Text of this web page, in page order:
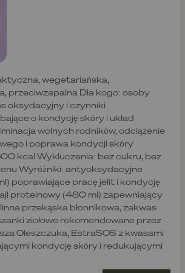
wegetariańska,
przeciwzapalna Dla kogo: osoby
oksydacyjny i czynniki
o kondycję skóry i układ
wolnych rodników, odciążenie
i poprawa kondycji skóry
kcal Wykluczenia: bez cukru, bez
Wyróżniki: antyoksydacyjne
poprawiające pracę jelit i kondycję
proteinowy (480 ml) zapewniający
przekąska błonnikowa, zakwas
ziołowe rekomendowane przez
Oleszczuka, EstraSOS z kwasami
kondycję skóry i redukującymi